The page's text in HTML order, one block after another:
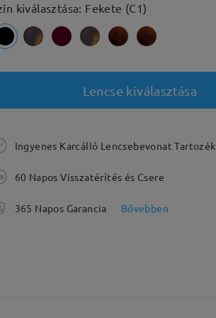
kiválasztása: Fekete (C1)
Lencse kiválasztása
Ingyenes Karcálló Lencsebevonat Tartozék
60 Napos Visszatérítés és Csere
365 Napos Garancia Bővebben